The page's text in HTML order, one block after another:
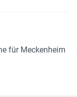
für Meckenheim